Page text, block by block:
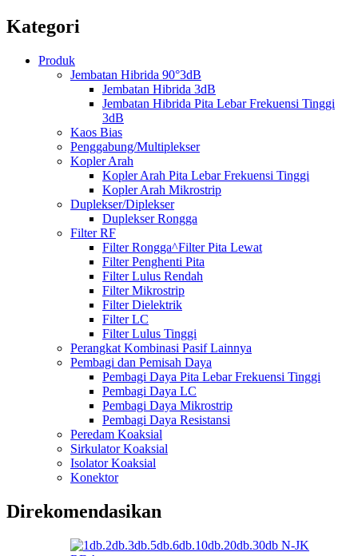
Kategori
Produk
Jembatan Hibrida 90°3dB
Jembatan Hibrida 3dB
Jembatan Hibrida Pita Lebar Frekuensi Tinggi
3dB
Kaos Bias
Penggabung/Multiplekser
Kopler Arah
Kopler Arah Pita Lebar Frekuensi Tinggi
Kopler Arah Mikrostrip
Duplekser/Diplekser
Duplekser Rongga
Filter RF
Filter Rongga^Filter Pita Lewat
Filter Penghenti Pita
Filter Lulus Rendah
Filter Mikrostrip
Filter Dielektrik
Filter LC
Filter Lulus Tinggi
Perangkat Kombinasi Pasif Lainnya
Pembagi dan Pemisah Daya
Pembagi Daya Pita Lebar Frekuensi Tinggi
Pembagi Daya LC
Pembagi Daya Mikrostrip
Pembagi Daya Resistansi
Peredam Koaksial
Sirkulator Koaksial
Isolator Koaksial
Konektor
Direkomendasikan